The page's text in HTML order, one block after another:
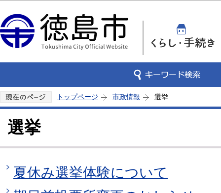
トップページ 市政情報 選挙
選挙
夏休み選挙体験について